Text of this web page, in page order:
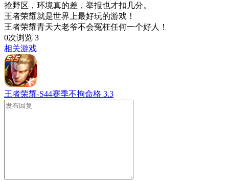
抢野区，环境真的差，举报也才扣几分。
王者荣耀就是世界上最好玩的游戏！
王者荣耀青天大老爷不会冤枉任何一个好人！
0次浏览 3
相关游戏
王者荣耀-S44赛季不拘命格 3.3